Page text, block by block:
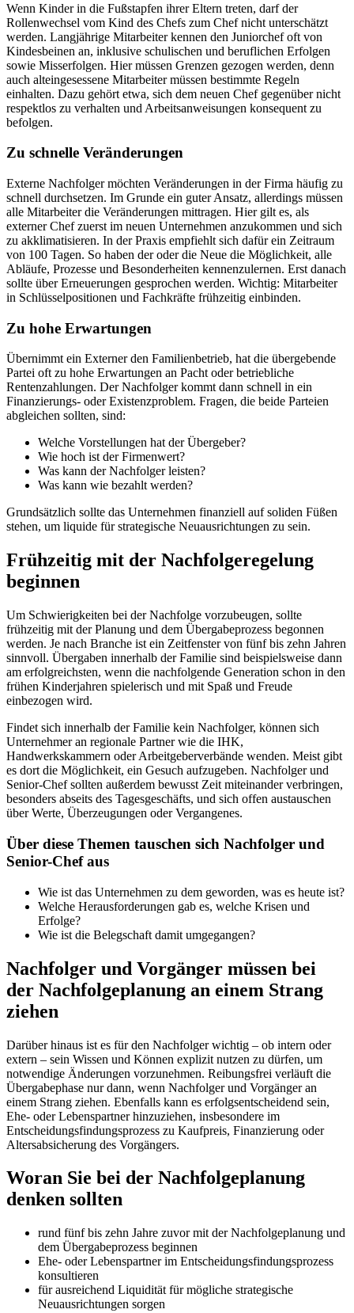
Wenn Kinder in die Fußstapfen ihrer Eltern treten, darf der
Rollenwechsel vom Kind des Chefs zum Chef nicht unterschätzt
werden. Langjährige Mitarbeiter kennen den Juniorchef oft von
Kindesbeinen an, inklusive schulischen und beruflichen Erfolgen
sowie Misserfolgen. Hier müssen Grenzen gezogen werden, denn
auch alteingesessene Mitarbeiter müssen bestimmte Regeln
einhalten. Dazu gehört etwa, sich dem neuen Chef gegenüber nicht
respektlos zu verhalten und Arbeitsanweisungen konsequent zu
befolgen.
Zu schnelle Veränderungen
Externe Nachfolger möchten Veränderungen in der Firma häufig zu
schnell durchsetzen. Im Grunde ein guter Ansatz, allerdings müssen
alle Mitarbeiter die Veränderungen mittragen. Hier gilt es, als
externer Chef zuerst im neuen Unternehmen anzukommen und sich
zu akklimatisieren. In der Praxis empfiehlt sich dafür ein Zeitraum
von 100 Tagen. So haben der oder die Neue die Möglichkeit, alle
Abläufe, Prozesse und Besonderheiten kennenzulernen. Erst danach
sollte über Erneuerungen gesprochen werden. Wichtig: Mitarbeiter
in Schlüsselpositionen und Fachkräfte frühzeitig einbinden.
Zu hohe Erwartungen
Übernimmt ein Externer den Familienbetrieb, hat die übergebende
Partei oft zu hohe Erwartungen an Pacht oder betriebliche
Rentenzahlungen. Der Nachfolger kommt dann schnell in ein
Finanzierungs- oder Existenzproblem. Fragen, die beide Parteien
abgleichen sollten, sind:
Welche Vorstellungen hat der Übergeber?
Wie hoch ist der Firmenwert?
Was kann der Nachfolger leisten?
Was kann wie bezahlt werden?
Grundsätzlich sollte das Unternehmen finanziell auf soliden Füßen
stehen, um liquide für strategische Neuausrichtungen zu sein.
Frühzeitig mit der Nachfolgeregelung
beginnen
Um Schwierigkeiten bei der Nachfolge vorzubeugen, sollte
frühzeitig mit der Planung und dem Übergabeprozess begonnen
werden. Je nach Branche ist ein Zeitfenster von fünf bis zehn Jahren
sinnvoll. Übergaben innerhalb der Familie sind beispielsweise dann
am erfolgreichsten, wenn die nachfolgende Generation schon in den
frühen Kinderjahren spielerisch und mit Spaß und Freude
einbezogen wird.
Findet sich innerhalb der Familie kein Nachfolger, können sich
Unternehmer an regionale Partner wie die IHK,
Handwerkskammern oder Arbeitgeberverbände wenden. Meist gibt
es dort die Möglichkeit, ein Gesuch aufzugeben. Nachfolger und
Senior-Chef sollten außerdem bewusst Zeit miteinander verbringen,
besonders abseits des Tagesgeschäfts, und sich offen austauschen
über Werte, Überzeugungen oder Vergangenes.
Über diese Themen tauschen sich Nachfolger und
Senior-Chef aus
Wie ist das Unternehmen zu dem geworden, was es heute ist?
Welche Herausforderungen gab es, welche Krisen und
Erfolge?
Wie ist die Belegschaft damit umgegangen?
Nachfolger und Vorgänger müssen bei
der Nachfolgeplanung an einem Strang
ziehen
Darüber hinaus ist es für den Nachfolger wichtig – ob intern oder
extern – sein Wissen und Können explizit nutzen zu dürfen, um
notwendige Änderungen vorzunehmen. Reibungsfrei verläuft die
Übergabephase nur dann, wenn Nachfolger und Vorgänger an
einem Strang ziehen. Ebenfalls kann es erfolgsentscheidend sein,
Ehe- oder Lebenspartner hinzuziehen, insbesondere im
Entscheidungsfindungsprozess zu Kaufpreis, Finanzierung oder
Altersabsicherung des Vorgängers.
Woran Sie bei der Nachfolgeplanung
denken sollten
rund fünf bis zehn Jahre zuvor mit der Nachfolgeplanung und
dem Übergabeprozess beginnen
Ehe- oder Lebenspartner im Entscheidungsfindungsprozess
konsultieren
für ausreichend Liquidität für mögliche strategische
Neuausrichtungen sorgen